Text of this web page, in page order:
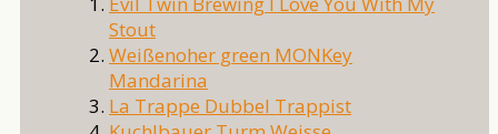
Stout
Weißenoher green MONKey
Mandarina
La Trappe Dubbel Trappist